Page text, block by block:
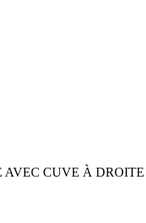
CUVE À DROITE